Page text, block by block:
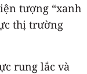
tượng “xanh
thị trường
rung lắc và